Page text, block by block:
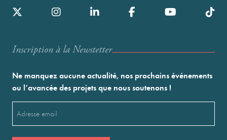
Inscription à la Newstetter
Ne manquez aucune actualité, nos prochains événements
ou l’avancée des projets que nous soutenons !
(Nécessaire)